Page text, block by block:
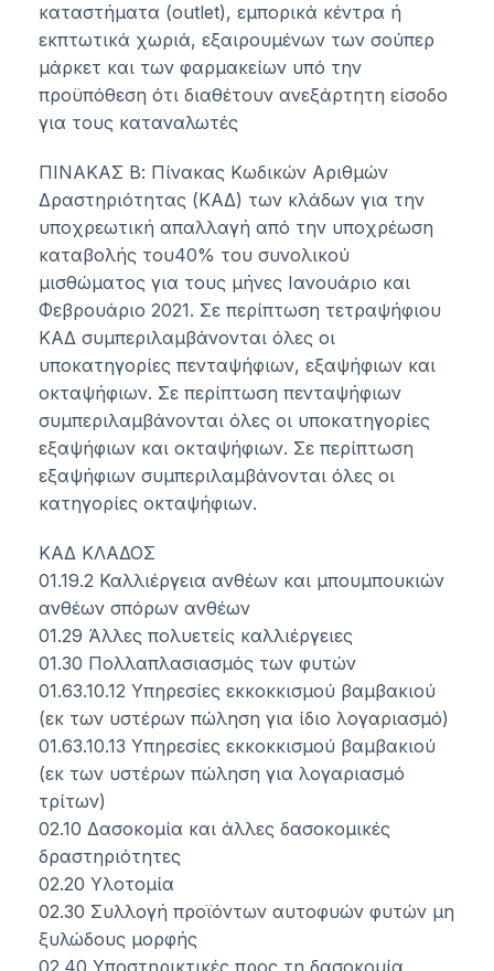
καταστήματα (outlet), εμπορικά κέντρα ή
εκπτωτικά χωριά, εξαιρουμένων των σούπερ
μάρκετ και των φαρμακείων υπό την
προϋπόθεση ότι διαθέτουν ανεξάρτητη είσοδο
για τους καταναλωτές
ΠΙΝΑΚΑΣ Β: Πίνακας Κωδικών Αριθμών
Δραστηριότητας (ΚΑΔ) των κλάδων για την
υποχρεωτική απαλλαγή από την υποχρέωση
καταβολής του40% του συνολικού
μισθώματος για τους μήνες Ιανουάριο και
Φεβρουάριο 2021. Σε περίπτωση τετραψήφιου
ΚΑΔ συμπεριλαμβάνονται όλες οι
υποκατηγορίες πενταψήφιων, εξαψήφιων και
οκταψήφιων. Σε περίπτωση πενταψήφιων
συμπεριλαμβάνονται όλες οι υποκατηγορίες
εξαψήφιων και οκταψήφιων. Σε περίπτωση
εξαψήφιων συμπεριλαμβάνονται όλες οι
κατηγορίες οκταψήφιων.
ΚΑΔ ΚΛΑΔΟΣ
01.19.2 Καλλιέργεια ανθέων και μπουμπουκιών
ανθέων σπόρων ανθέων
01.29 Άλλες πολυετείς καλλιέργειες
01.30 Πολλαπλασιασμός των φυτών
01.63.10.12 Υπηρεσίες εκκοκκισμού βαμβακιού
(εκ των υστέρων πώληση για ίδιο λογαριασμό)
01.63.10.13 Υπηρεσίες εκκοκκισμού βαμβακιού
(εκ των υστέρων πώληση για λογαριασμό
τρίτων)
02.10 Δασοκομία και άλλες δασοκομικές
δραστηριότητες
02.20 Υλοτομία
02.30 Συλλογή προϊόντων αυτοφυών φυτών μη
ξυλώδους μορφής
02.40 Υποστηρικτικές προς τη δασοκομία